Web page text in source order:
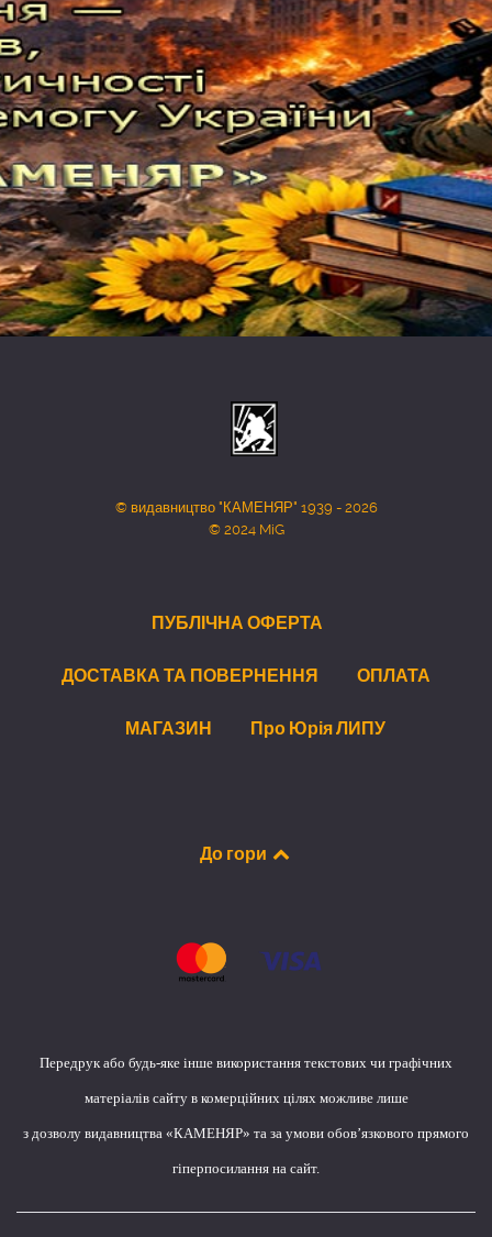
© видавництво "КАМЕНЯР" 1939 - 2026
© 2024 MiG
ПУБЛІЧНА ОФЕРТА
ДОСТАВКА ТА ПОВЕРНЕННЯ ОПЛАТА
МАГАЗИН Про Юрія ЛИПУ
До гори
Передрук або будь-яке інше використання текстових чи графічних
матеріалів сайту в комерційних цілях можливе лише
з дозволу видавництва «КАМЕНЯР» та за умови обов’язкового прямого
гіперпосилання на сайт.